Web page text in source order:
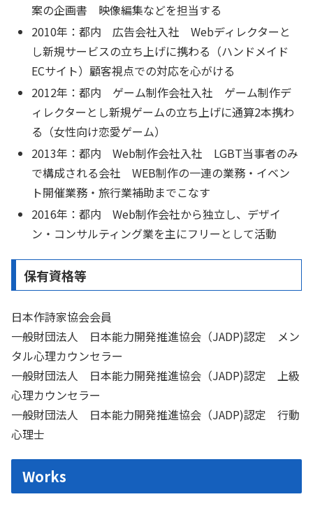
案の企画書 映像編集などを担当する
2010年：都内 広告会社入社 Webディレクターと
し新規サービスの立ち上げに携わる（ハンドメイド
ECサイト）顧客視点での対応を心がける
2012年：都内 ゲーム制作会社入社 ゲーム制作デ
ィレクターとし新規ゲームの立ち上げに通算2本携わ
る（女性向け恋愛ゲーム）
2013年：都内 Web制作会社入社 LGBT当事者のみ
で構成される会社 WEB制作の一連の業務・イベン
ト開催業務・旅行業補助までこなす
2016年：都内 Web制作会社から独立し、デザイ
ン・コンサルティング業を主にフリーとして活動
保有資格等
日本作詩家協会会員
一般財団法人 日本能力開発推進協会（JADP)認定 メン
タル心理カウンセラー
一般財団法人 日本能力開発推進協会（JADP)認定 上級
心理カウンセラー
一般財団法人 日本能力開発推進協会（JADP)認定 行動
心理士
Works